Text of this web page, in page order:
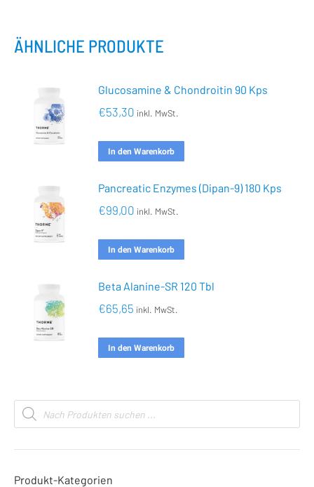
ÄHNLICHE PRODUKTE
Glucosamine & Chondroitin 90 Kps
€53,30 inkl. MwSt.
In den Warenkorb
Pancreatic Enzymes (Dipan-9) 180 Kps
€99,00 inkl. MwSt.
In den Warenkorb
Beta Alanine-SR 120 Tbl
€65,65 inkl. MwSt.
In den Warenkorb
Products
search
Produkt-Kategorien